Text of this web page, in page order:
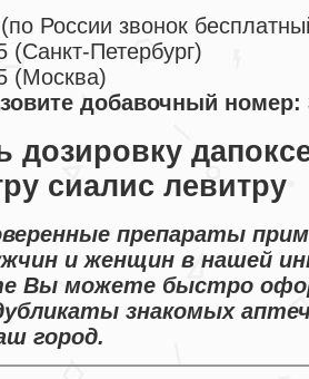
(по России звонок
(Санкт-Петербург)
(Москва)
добавочный номер:
дозировку
сиалис левитру
препараты
и женщин в нашей
Вы можете быстро
знакомых
город.